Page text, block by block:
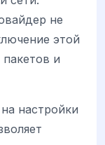
не
этой
и
настройки